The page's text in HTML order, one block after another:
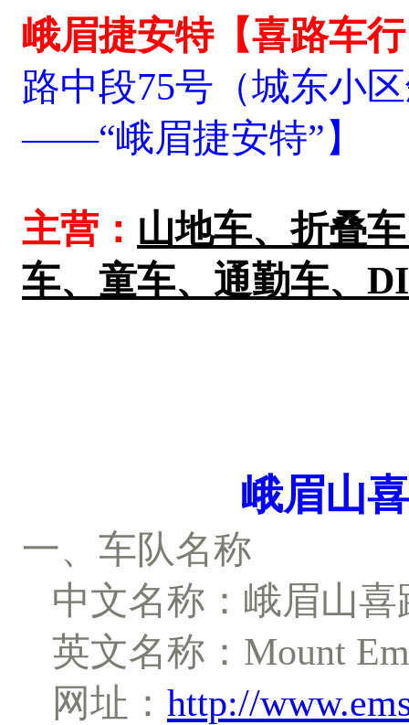
峨眉捷安特【喜路车
路中段75号（城东小
——“峨眉捷安特”】
主营： 山地车、折叠
车、童车、通勤车、
峨眉山喜路
一、车队名称
中文名称：峨眉山喜
英文名称： Mount
网址： http://